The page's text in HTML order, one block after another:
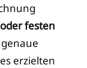
festen
erzielten